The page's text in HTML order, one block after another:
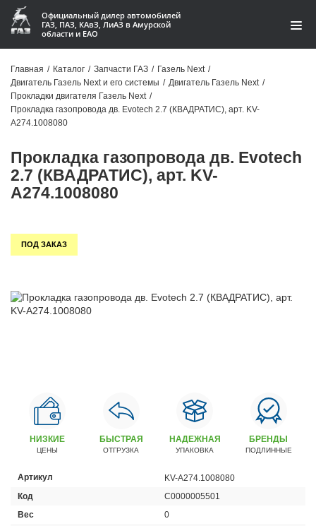
Официальный дилер автомобилей
ГАЗ, ПАЗ, КАвЗ, ЛиАЗ в Амурской
области и ЕАО
Акции
О компании
Контакты
Доставка
Статьи
Сервисный центр
+7 (4162) 22–95–69
График работы: ПН-ПТ с 8.30 до 18.00 (+6 по МСК)
График работы сервис: ПН-СБ с 8.30 до 20.00
Главная / Каталог / Запчасти ГАЗ / Газель Next /
Двигатель Газель Next и его системы / Двигатель Газель Next /
Прокладки двигателя Газель Next /
Прокладка газопровода дв. Evotech 2.7 (КВАДРАТИС), арт. KV-
А274.1008080
Прокладка газопровода дв. Evotech
2.7 (КВАДРАТИС), арт. KV-
А274.1008080
ПОД ЗАКАЗ
НИЗКИЕ
ЦЕНЫ
БЫСТРАЯ
ОТГРУЗКА
НАДЕЖНАЯ
УПАКОВКА
БРЕНДЫ
ПОДЛИННЫЕ
Артикул
KV-А274.1008080
Код
С0000005501
Вес
0